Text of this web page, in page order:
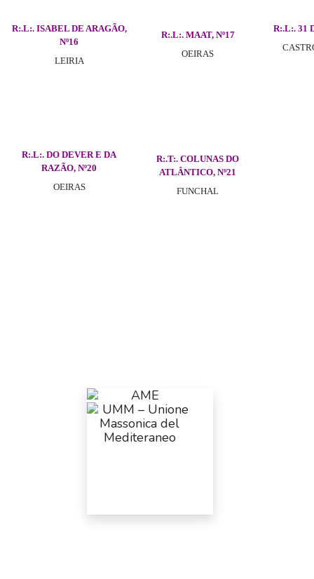
R:.L:. ISABEL DE ARAGÃO,
Nº16
LEIRIA
R:.L:. MAAT, Nº17
OEIRAS
R:.L:. 31
R:.L:. DO DEVER E DA
RAZÃO, Nº20
OEIRAS
R:.T:. COLUNAS DO
ATLÂNTICO, Nº21
FUNCHAL